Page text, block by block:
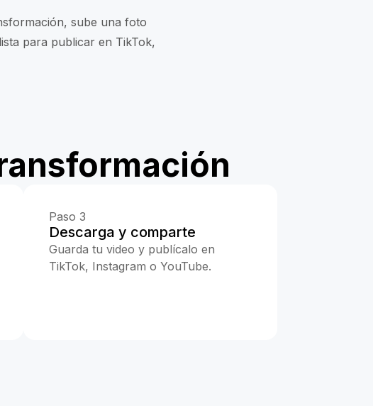
sube una foto
para publicar en TikTok,
Paso 3
Descarga y comparte
Guarda tu video y publícalo en
TikTok, Instagram o YouTube.